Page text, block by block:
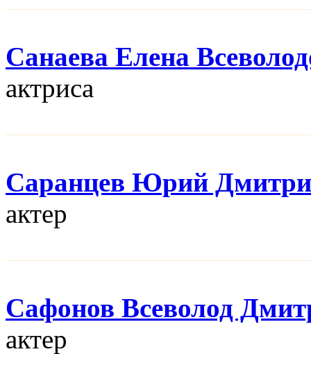
Санаева Елена
актриса
Саранцев Юрий
актер
Сафонов Всеволод
актер